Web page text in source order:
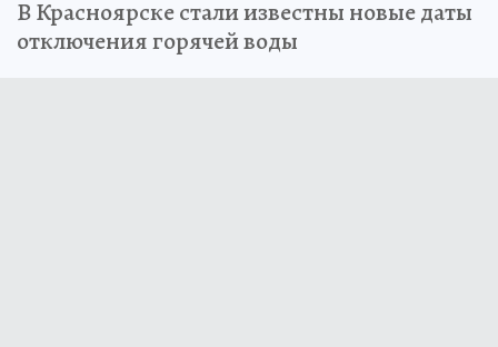
В Красноярске стали известны новые даты
отключения горячей воды